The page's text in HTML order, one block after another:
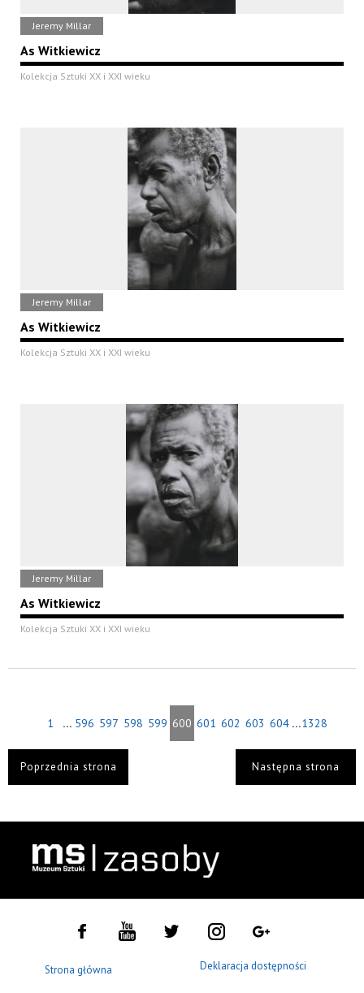
Jeremy Millar
As Witkiewicz
Kolekcja Sztuki XX i XXI wieku
Jeremy Millar
As Witkiewicz
Kolekcja Sztuki XX i XXI wieku
Jeremy Millar
As Witkiewicz
Kolekcja Sztuki XX i XXI wieku
1 ... 596 597 598 599 600 601 602 603 604 ...1328
Poprzednia strona Następna strona
Strona główna Deklaracja dostępności